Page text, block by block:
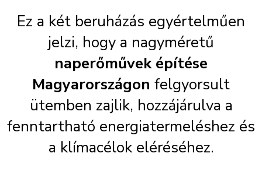
Ez a két beruházás egyértelműen
jelzi, hogy a nagyméretű
naperőművek építése
Magyarországon felgyorsult
ütemben zajlik, hozzájárulva a
fenntartható energiatermeléshez és
a klímacélok eléréséhez.